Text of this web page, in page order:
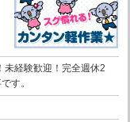
未経験歓迎！完全週休2
す。